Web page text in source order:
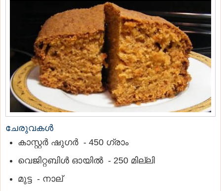
ചേരുവകൾ
കാസ്റ്റര്‍ ഷുഗര്‍ - 450 ഗ്രാം
വെജിറ്റബിള്‍ ഓയില്‍ - 250 മില്ലി
മുട്ട - നാല്